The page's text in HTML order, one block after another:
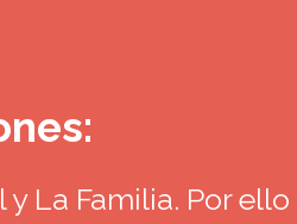
La Familia. Por ello